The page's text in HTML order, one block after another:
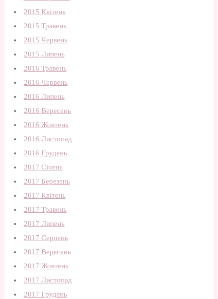
2015 Квітень
2015 Травень
2015 Червень
2015 Липень
2016 Травень
2016 Червень
2016 Липень
2016 Вересень
2016 Жовтень
2016 Листопад
2016 Грудень
2017 Січень
2017 Березень
2017 Квітень
2017 Травень
2017 Липень
2017 Серпень
2017 Вересень
2017 Жовтень
2017 Листопад
2017 Грудень